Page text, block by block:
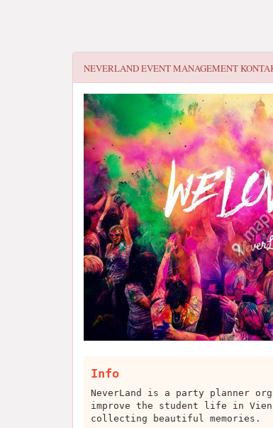
NEVERLAND EVENT MANAGEMENT
Info
NeverLand is a party planner
improve the student life in
collecting beautiful memories.